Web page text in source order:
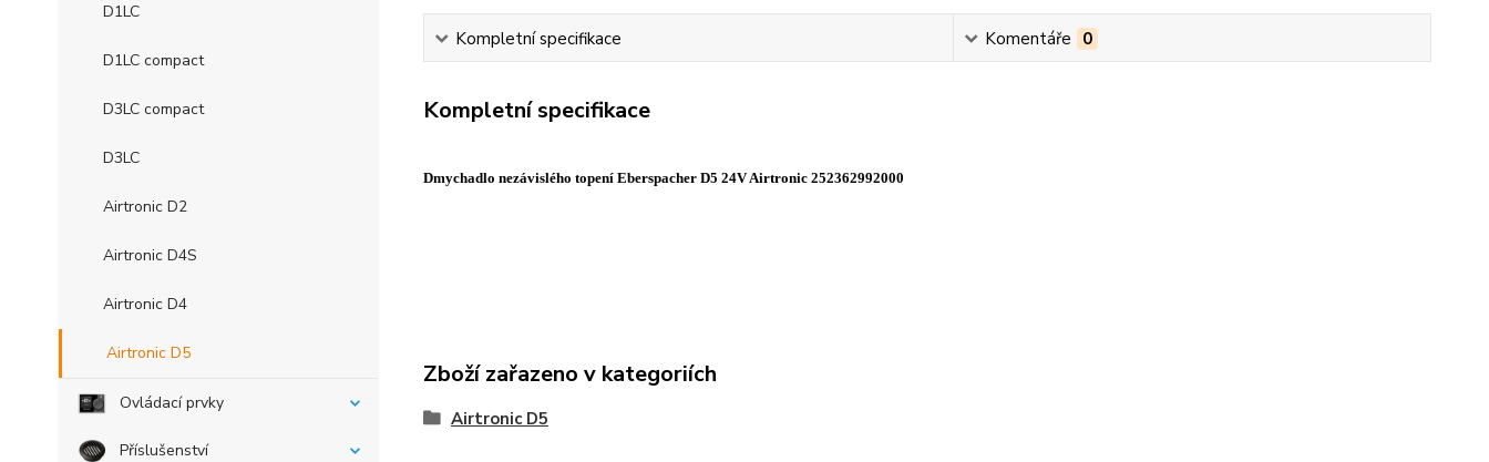
D1LC
D1LC compact
D3LC compact
D3LC
Airtronic D2
Airtronic D4S
Airtronic D4
Airtronic D5
Ovládací prvky
Příslušenství
Kompletní specifikace Komentáře 0
Kompletní specifikace
Dmychadlo nezávislého topení Eberspacher D5 24V Airtronic 252362992000
Zboží zařazeno v kategoriích
Airtronic D5